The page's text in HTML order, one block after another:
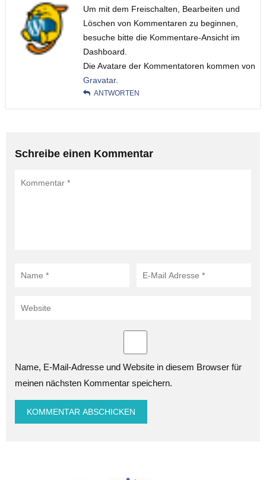
Um mit dem Freischalten, Bearbeiten und
Löschen von Kommentaren zu beginnen,
besuche bitte die Kommentare-Ansicht im
Dashboard.
Die Avatare der Kommentatoren kommen von
Gravatar.
ANTWORTEN
Schreibe einen Kommentar
Name, E-Mail-Adresse und Website in diesem Browser für
meinen nächsten Kommentar speichern.